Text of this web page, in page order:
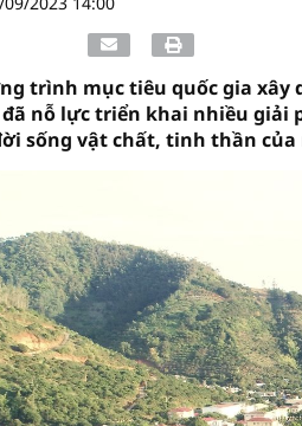
trình mục tiêu quốc gia
đã nỗ lực triển khai nhiều
sống vật chất, tinh thần